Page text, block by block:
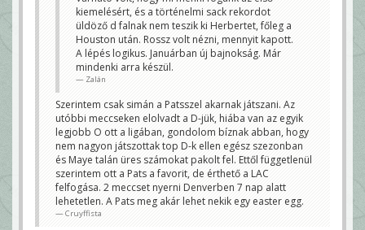
kiemelésért, és a történelmi sack rekordot
üldöző d falnak nem teszik ki Herbertet, főleg a
Houston után. Rossz volt nézni, mennyit kapott.
A lépés logikus. Januárban új bajnokság. Már
mindenki arra készül.
Zalán
Szerintem csak simán a Patsszel akarnak játszani. Az
utóbbi meccseken elolvadt a D-jük, hiába van az egyik
legjobb O ott a ligában, gondolom bíznak abban, hogy
nem nagyon játszottak top D-k ellen egész szezonban
és Maye talán üres számokat pakolt fel. Ettől függetlenül
szerintem ott a Pats a favorit, de érthető a LAC
felfogása. 2 meccset nyerni Denverben 7 nap alatt
lehetetlen. A Pats meg akár lehet nekik egy easter egg.
Cruyffista